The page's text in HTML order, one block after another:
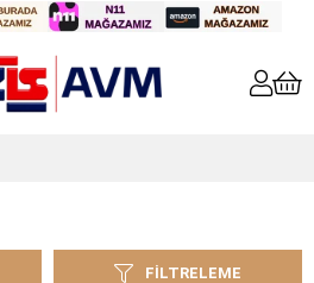
FILTRELEME